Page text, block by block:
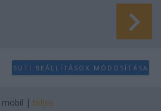
SÜTI BEÁLLÍTÁSOK MÓDOSÍTÁSA
mobil | teljes